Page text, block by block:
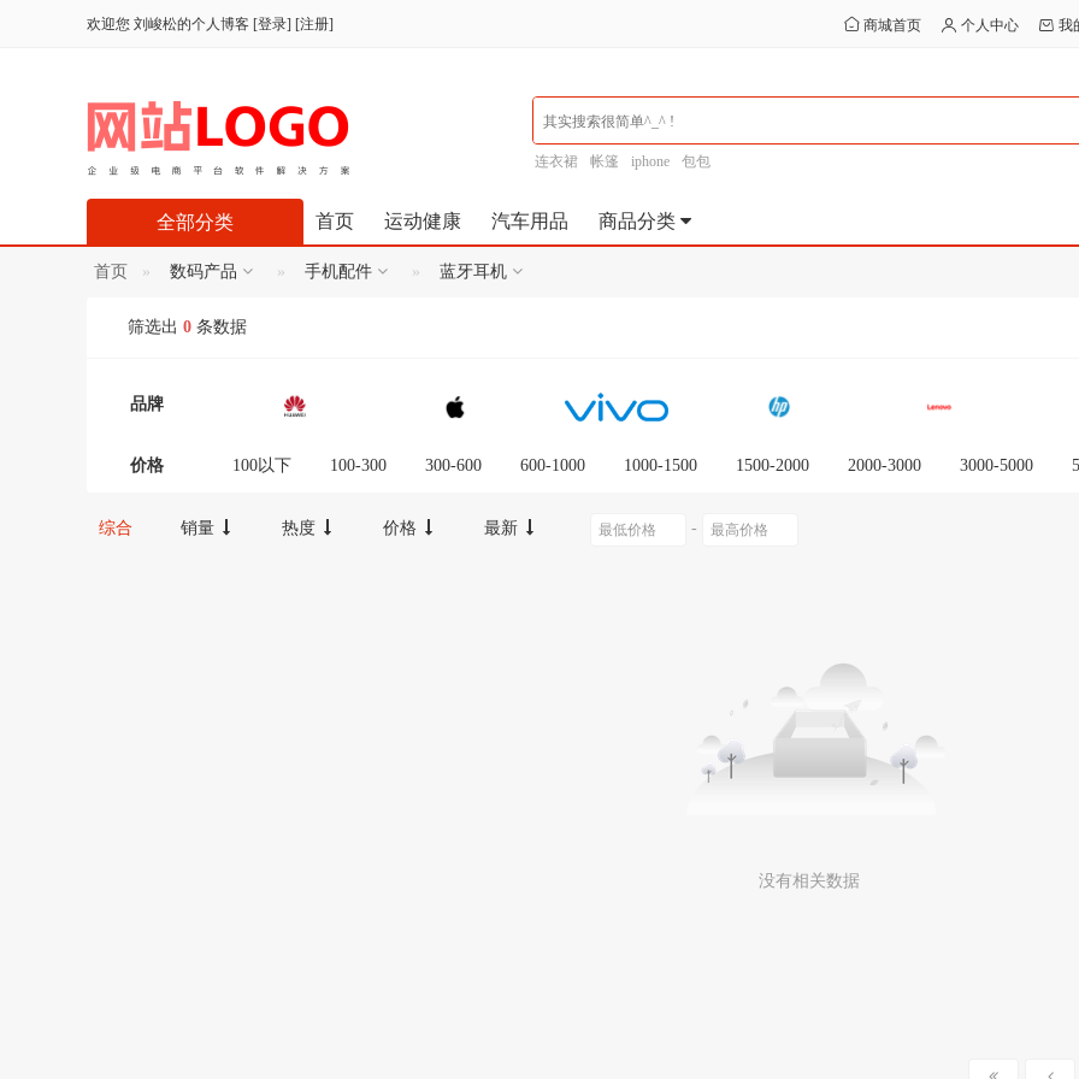
欢迎您 刘峻松的个人博客 [登录] [注册] 商城首页 个人中心 我
连衣裙 帐篷 iphone 包包
首页 运动健康 汽车用品 商品分类
全部分类
首页 数码产品 手机配件 蓝牙耳机
筛选出 0 条数据
品牌
价格 100以下 100-300 300-600 600-1000 1000-1500 1500-2000 2000-3000 3000-5000
综合 销量 热度 价格 最新 -
没有相关数据